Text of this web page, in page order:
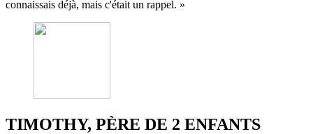
connaissais déjà, mais c'était un rappel. »
TIMOTHY, PÈRE DE 2 ENFANTS